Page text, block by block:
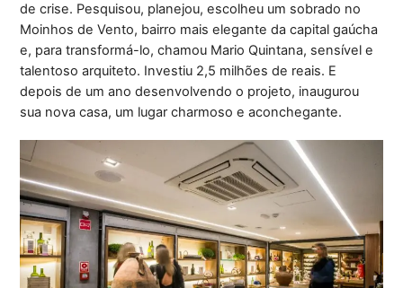
de crise. Pesquisou, planejou, escolheu um sobrado no
Moinhos de Vento, bairro mais elegante da capital gaúcha
e, para transformá-lo, chamou Mario Quintana, sensível e
talentoso arquiteto. Investiu 2,5 milhões de reais. E
depois de um ano desenvolvendo o projeto, inaugurou
sua nova casa, um lugar charmoso e aconchegante.